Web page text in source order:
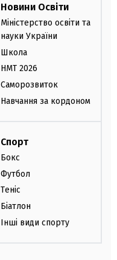
Новини Освіти
Міністерство освіти та
науки України
Школа
НМТ 2026
Саморозвиток
Навчання за кордоном
Спорт
Бокс
Футбол
Теніс
Біатлон
Інші види спорту